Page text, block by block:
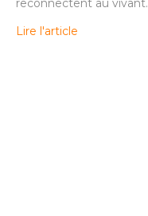
reconnectent au vivant.
Lire l'article